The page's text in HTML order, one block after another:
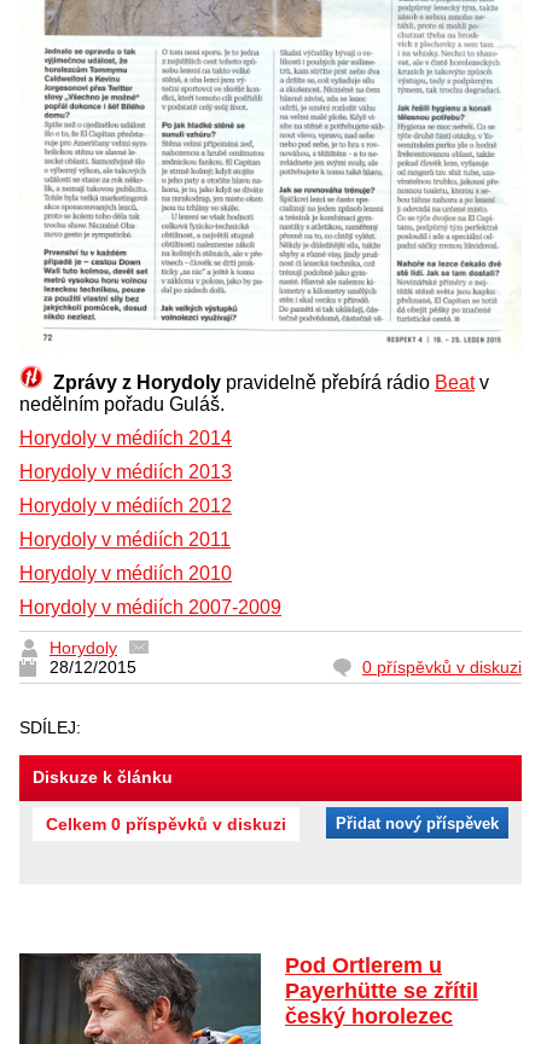
Zprávy z Horydoly pravidelně přebírá rádio Beatv
nedělním pořadu Guláš.
Horydoly v médiích 2014
Horydoly v médiích 2013
Horydoly v médiích 2012
Horydoly v médiích 2011
Horydoly v médiích 2010
Horydoly v médiích 2007-2009
Horydoly
28/12/2015
0 příspěvků v diskuzi
SDÍLEJ:
Diskuze k článku
Celkem 0 příspěvků v diskuzi Přidat nový příspěvek
Pod Ortlerem u
Payerhütte se zřítil
český horolezec